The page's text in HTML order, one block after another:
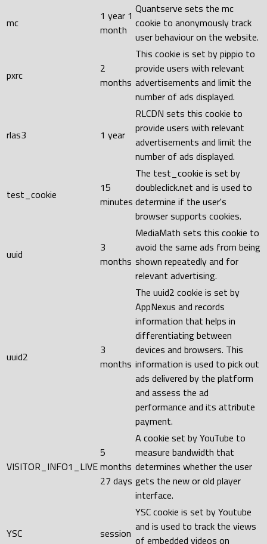
mc
1 year 1
month
Quantserve sets the mc
cookie to anonymously track
user behaviour on the website.
pxrc
2
months
This cookie is set by pippio to
provide users with relevant
advertisements and limit the
number of ads displayed.
rlas3 1 year
RLCDN sets this cookie to
provide users with relevant
advertisements and limit the
number of ads displayed.
test_cookie
15
minutes
The test_cookie is set by
doubleclick.net and is used to
determine if the user's
browser supports cookies.
uuid
3
months
MediaMath sets this cookie to
avoid the same ads from being
shown repeatedly and for
relevant advertising.
uuid2
3
months
The uuid2 cookie is set by
AppNexus and records
information that helps in
differentiating between
devices and browsers. This
information is used to pick out
ads delivered by the platform
and assess the ad
performance and its attribute
payment.
VISITOR_INFO1_LIVE
5
months
27 days
A cookie set by YouTube to
measure bandwidth that
determines whether the user
gets the new or old player
interface.
YSC session
YSC cookie is set by Youtube
and is used to track the views
of embedded videos on